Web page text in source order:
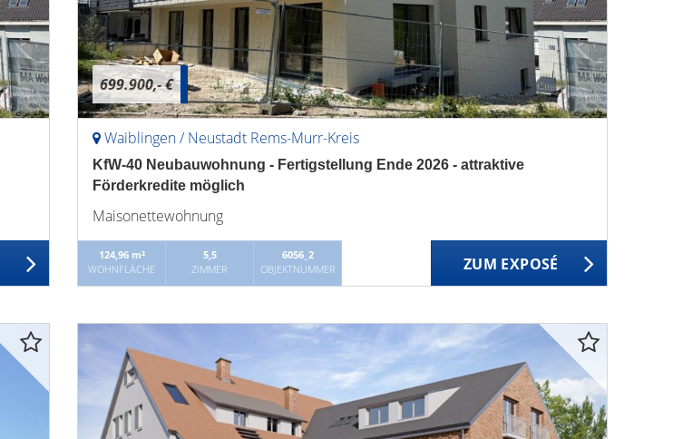
699.900,- €
Waiblingen / Neustadt Rems-Murr-Kreis
KfW-40 Neubauwohnung - Fertigstellung Ende 2026 - attraktive
Förderkredite möglich
Maisonettewohnung
124,96 m²
WOHNFLÄCHE
5,5
ZIMMER
6056_2
OBJEKTNUMMER
ZUM EXPOSÉ